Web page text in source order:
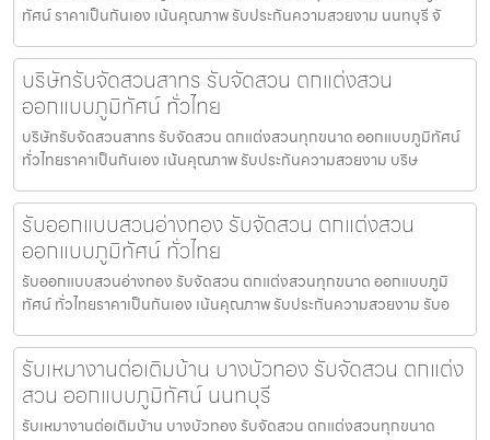
ทัศน์ ราคาเป็นกันเอง เน้นคุณภาพ รับประกันความสวยงาม นนทบุรี จั
บริษัทรับจัดสวนสาทร รับจัดสวน ตกแต่งสวน
ออกแบบภูมิทัศน์ ทั่วไทย
บริษัทรับจัดสวนสาทร รับจัดสวน ตกแต่งสวนทุกขนาด ออกแบบภูมิทัศน์
ทั่วไทยราคาเป็นกันเอง เน้นคุณภาพ รับประกันความสวยงาม บริษ
รับออกแบบสวนอ่างทอง รับจัดสวน ตกแต่งสวน
ออกแบบภูมิทัศน์ ทั่วไทย
รับออกแบบสวนอ่างทอง รับจัดสวน ตกแต่งสวนทุกขนาด ออกแบบภูมิ
ทัศน์ ทั่วไทยราคาเป็นกันเอง เน้นคุณภาพ รับประกันความสวยงาม รับอ
รับเหมางานต่อเติมบ้าน บางบัวทอง รับจัดสวน ตกแต่ง
สวน ออกแบบภูมิทัศน์ นนทบุรี
รับเหมางานต่อเติมบ้าน บางบัวทอง รับจัดสวน ตกแต่งสวนทุกขนาด